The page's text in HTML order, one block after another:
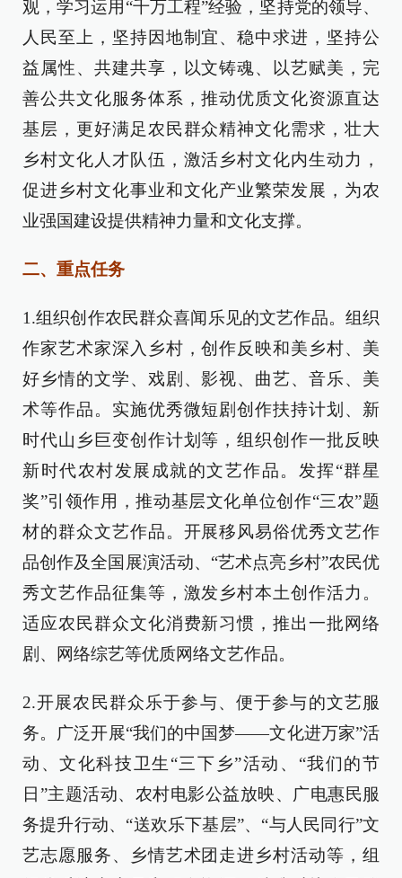
观，学习运用“千万工程”经验，坚持党的领导、
人民至上，坚持因地制宜、稳中求进，坚持公
益属性、共建共享，以文铸魂、以艺赋美，完
善公共文化服务体系，推动优质文化资源直达
基层，更好满足农民群众精神文化需求，壮大
乡村文化人才队伍，激活乡村文化内生动力，
促进乡村文化事业和文化产业繁荣发展，为农
业强国建设提供精神力量和文化支撑。
二、重点任务
1.组织创作农民群众喜闻乐见的文艺作品。组织
作家艺术家深入乡村，创作反映和美乡村、美
好乡情的文学、戏剧、影视、曲艺、音乐、美
术等作品。实施优秀微短剧创作扶持计划、新
时代山乡巨变创作计划等，组织创作一批反映
新时代农村发展成就的文艺作品。发挥“群星
奖”引领作用，推动基层文化单位创作“三农”题
材的群众文艺作品。开展移风易俗优秀文艺作
品创作及全国展演活动、“艺术点亮乡村”农民优
秀文艺作品征集等，激发乡村本土创作活力。
适应农民群众文化消费新习惯，推出一批网络
剧、网络综艺等优质网络文艺作品。
2.开展农民群众乐于参与、便于参与的文艺服
务。广泛开展“我们的中国梦——文化进万家”活
动、文化科技卫生“三下乡”活动、“我们的节
日”主题活动、农村电影公益放映、广电惠民服
务提升行动、“送欢乐下基层”、“与人民同行”文
艺志愿服务、乡情艺术团走进乡村活动等，组